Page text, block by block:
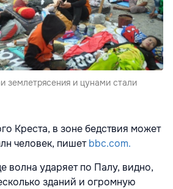
землетрясения и цунами стали
Креста, в зоне бедствия может
человек, пишетbbc.com.
волна ударяет по Палу, видно,
зданий и огромную